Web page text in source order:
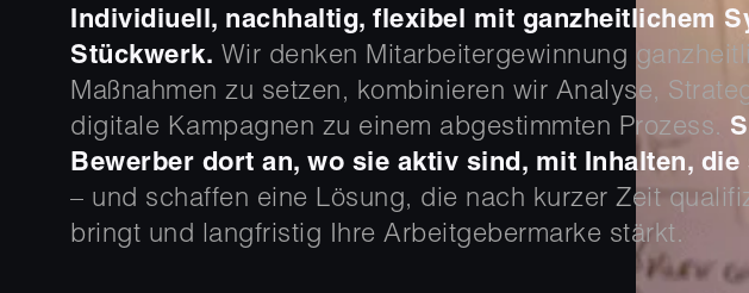
Individiuell, nachhaltig, flexibel mit ganzheitlichem
Stückwerk. Wir denken Mitarbeitergewinnung
Maßnahmen zu setzen, kombinieren wir Analyse,
digitale Kampagnen zu einem abgestimmten Prozess.
Bewerber dort an, wo sie aktiv sind, mit Inhalten,
– und schaffen eine Lösung, die nach kurzer Zeit
bringt und langfristig Ihre Arbeitgebermarke stärkt.